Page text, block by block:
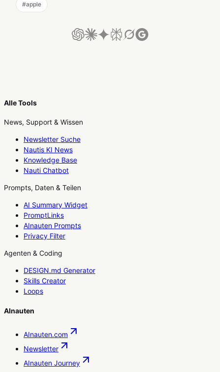
#apple
Alle Tools
News, Support & Wissen
Newsletter Suche
Nautis KI News
Knowledge Base
Nauti Chatbot
Prompts, Daten & Teilen
AI Summary Widget
PromptLinks
AInauten Prompts
Privacy Filter
Agenten & Coding
DESIGN.md Generator
Skills Creator
Loops
AInauten
AInauten.com
Newsletter
AInauten Journey